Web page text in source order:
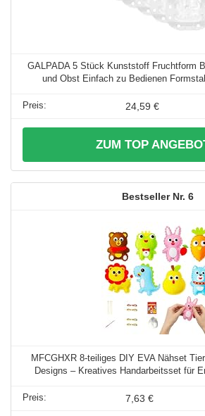
GALPADA 5 Stück Kunststoff Fruchtform
und Obst Einfach zu Bedienen
24,59 €
ZUM TOP
6
MFCGHXR 8-teiliges DIY EVA Nähset
Designs – Kreatives Handarbeitsset für
7,63 €